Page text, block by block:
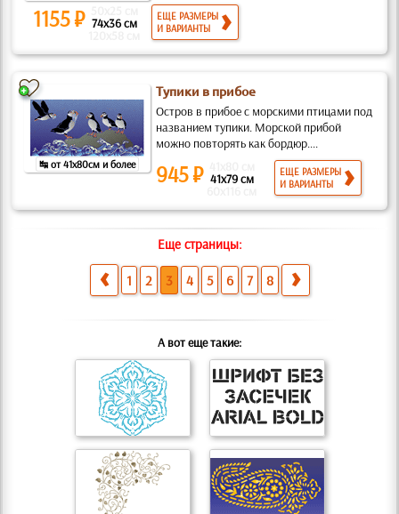
1155 ₽ 74x36 см
ЕЩЕ РАЗМЕРЫ
И ВАРИАНТЫ
↹ от 41x80см и более
Тупики в прибое
Остров в прибое с морскими птицами под
названием тупики. Морской прибой
можно повторять как бордюр....
945 ₽ 41x79 см
ЕЩЕ РАЗМЕРЫ
И ВАРИАНТЫ
Еще страницы:
1 2 3 4 5 6 7 8
А вот еще такие: